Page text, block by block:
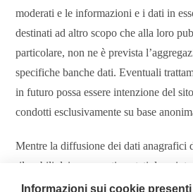
moderati e le informazioni e i dati in
destinati ad altro scopo che alla loro
particolare, non ne è prevista
specifiche banche dati. Eventuali
in futuro possa essere intenzione del
condotti esclusivamente su base
Mentre la diffusione dei dati anagrafici
rilevabili dai commenti postati deve
attribuita alla iniziativa dell’utente
Informazioni sui cookie